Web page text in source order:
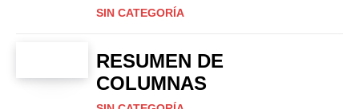
SIN CATEGORÍA
RESUMEN DE
COLUMNAS